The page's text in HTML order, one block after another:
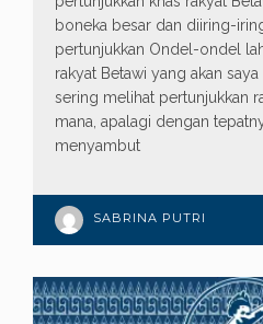
boneka besar dan diiring-
pertunjukkan Ondel-ondel
rakyat Betawi yang akan
sering melihat pertunjukkan
mana, apalagi dengan
menyambut
SABRINA PUTRI